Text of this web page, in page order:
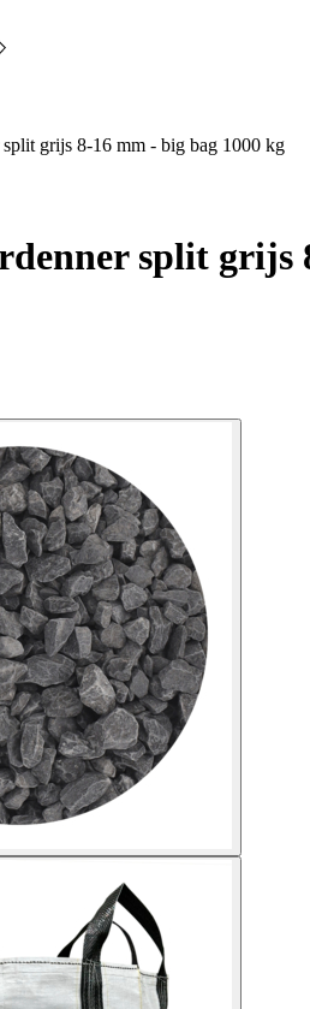
grijs 8-16 mm - big bag 1000 kg
split grijs